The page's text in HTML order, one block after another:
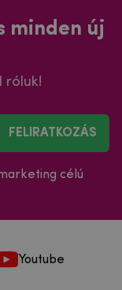
minden új
róluk!
FELIRATKOZÁS
célú
Youtube